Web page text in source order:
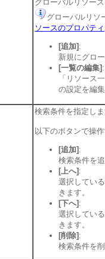
グローバルリソー
グローバルリソ
ソースのプロパティ
[追加] :
新規にグロ
[一覧の編集] :
「リソース
の設定を編
検索条件を指定し
以下のボタンで操
[追加] :
検索条件を
[上へ] :
選択してい
きます。
[下へ] :
選択してい
きます。
[削除] :
検索条件を